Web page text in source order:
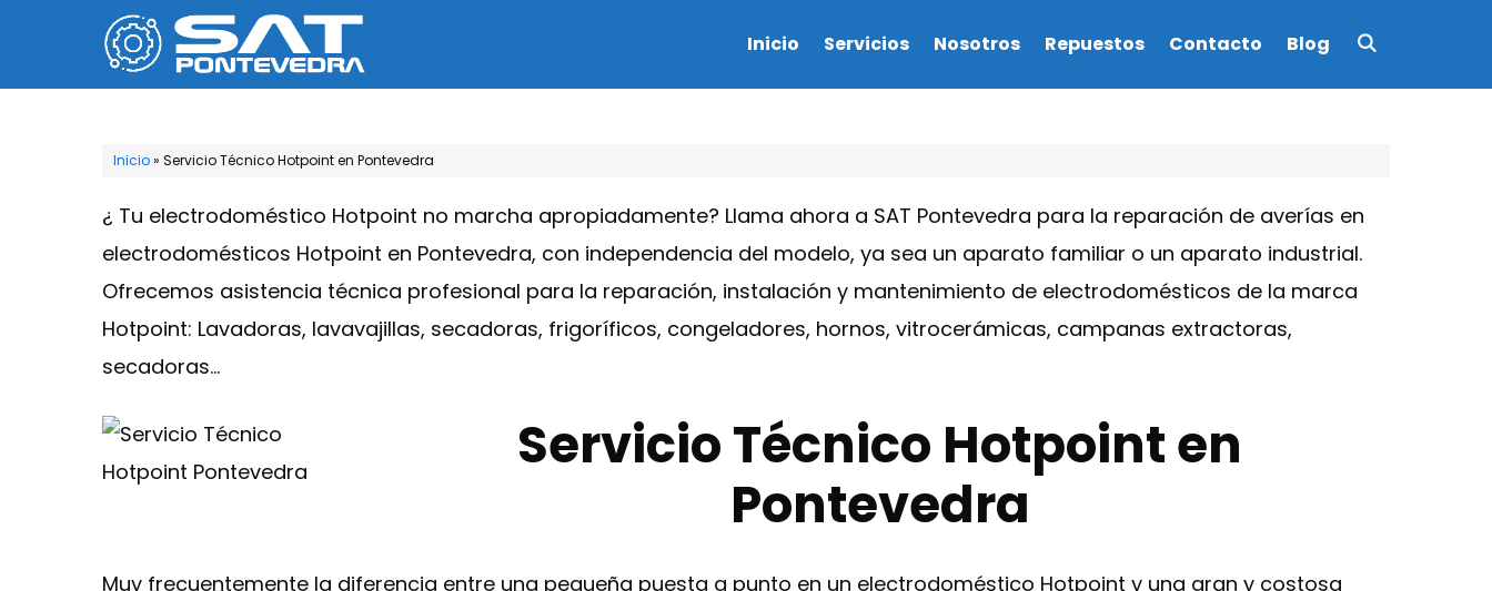
contenido
Inicio Servicios Nosotros Repuestos Contacto Blog
Inicio» Servicio Técnico Hotpoint en Pontevedra
¿ Tu electrodoméstico Hotpoint no marcha apropiadamente? Llama ahora a SAT Pontevedra para la reparación de averías en
electrodomésticos Hotpoint en Pontevedra, con independencia del modelo, ya sea un aparato familiar o un aparato industrial.
Ofrecemos asistencia técnica profesional para la reparación, instalación y mantenimiento de electrodomésticos de la marca
Hotpoint: Lavadoras, lavavajillas, secadoras, frigoríficos, congeladores, hornos, vitrocerámicas, campanas extractoras,
secadoras…
Servicio Técnico Hotpoint en
Pontevedra
Muy frecuentemente la diferencia entre una pequeña puesta a punto en un electrodoméstico Hotpoint y una gran y costosa